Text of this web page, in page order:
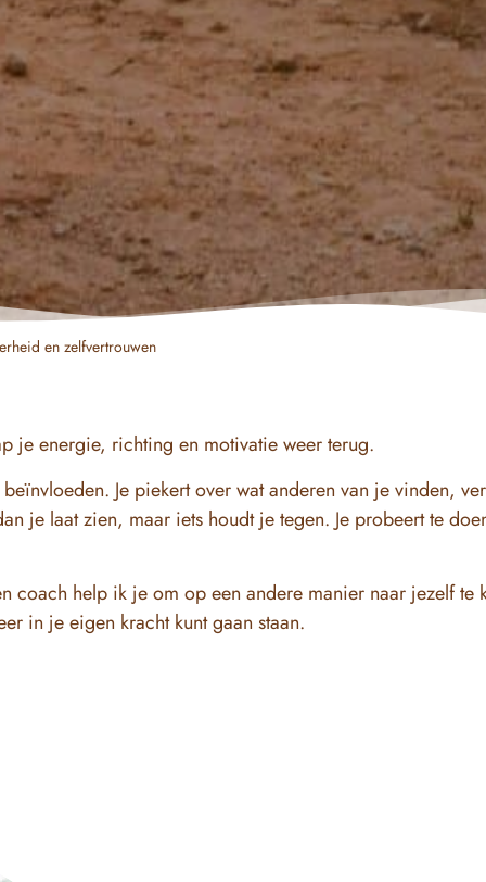
en zelfvertrouwen
je energie, richting en motivatie weer terug.
Je piekert over wat anderen van je vinden,
je laat zien, maar iets houdt je tegen. Je probeert te
coach help ik je om op een andere manier naar jezelf
in je eigen kracht kunt gaan staan.